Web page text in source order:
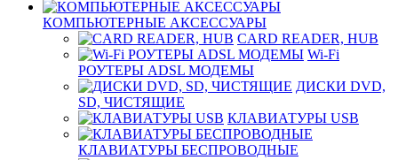
КОМПЬЮТЕРНЫЕ АКСЕССУАРЫ
CARD READER, HUB
Wi-Fi
РОУТЕРЫ ADSL МОДЕМЫ
ДИСКИ DVD,
SD, ЧИСТЯЩИЕ
КЛАВИАТУРЫ USB
КЛАВИАТУРЫ БЕСПРОВОДНЫЕ